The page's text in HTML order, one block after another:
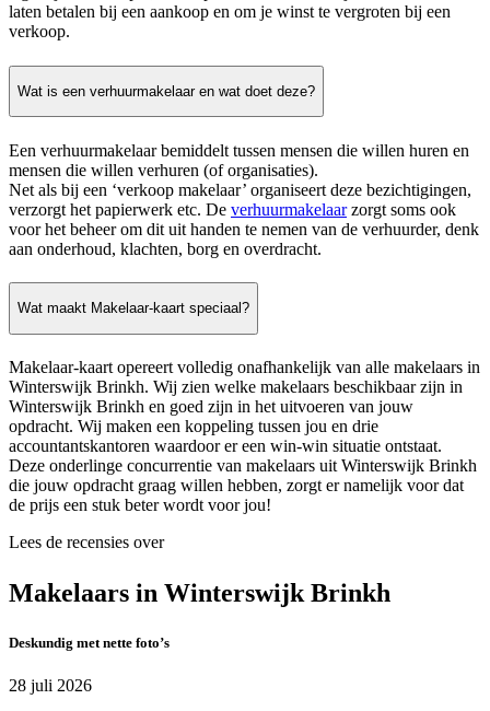
laten betalen bij een aankoop en om je winst te vergroten bij een
verkoop.
Wat is een verhuurmakelaar en wat doet deze?
Een verhuurmakelaar bemiddelt tussen mensen die willen huren en
mensen die willen verhuren (of organisaties).
Net als bij een ‘verkoop makelaar’ organiseert deze bezichtigingen,
verzorgt het papierwerk etc. De verhuurmakelaarzorgt soms ook
voor het beheer om dit uit handen te nemen van de verhuurder, denk
aan onderhoud, klachten, borg en overdracht.
Wat maakt Makelaar-kaart speciaal?
Makelaar-kaart opereert volledig onafhankelijk van alle makelaars in
Winterswijk Brinkh. Wij zien welke makelaars beschikbaar zijn in
Winterswijk Brinkh en goed zijn in het uitvoeren van jouw
opdracht. Wij maken een koppeling tussen jou en drie
accountantskantoren waardoor er een win-win situatie ontstaat.
Deze onderlinge concurrentie van makelaars uit Winterswijk Brinkh
die jouw opdracht graag willen hebben, zorgt er namelijk voor dat
de prijs een stuk beter wordt voor jou!
Lees de recensies over
Makelaars in Winterswijk Brinkh
Deskundig met nette foto’s
28 juli 2026